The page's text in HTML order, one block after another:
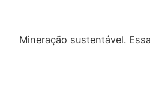
Mineração sustentável.